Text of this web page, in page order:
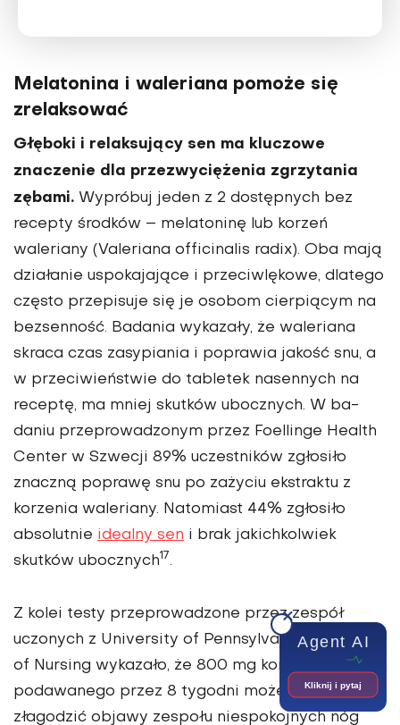
Melatonina i waleriana pomoże się
zrelaksować
Głęboki i relaksujący sen ma kluczowe
znaczenie dla przezwyciężenia zgrzytania
zębami. Wypróbuj jeden z 2 dostępnych bez
recepty środków – melatoninę lub ko­rzeń
waleriany (Valeriana officinalis radix). Oba mają
działanie uspokajające i prze­ciwlękowe, dlatego
często przepisuje się je osobom cier­piącym na
bezsenność. Ba­dania wykazały, że waleriana
skraca czas zasypiania i po­prawia jakość snu, a
w prze­ciwieństwie do tabletek na­sennych na
receptę, ma mniej skutków ubocznych. W ba­
daniu przeprowadzonym przez Foellinge Health
Center w Szwecji 89% uczestników zgłosiło
znaczną poprawę snu po zażyciu ekstraktu z
korzenia waleriany. Nato­miast 44% zgłosiło
absolutnie idealny sen i brak jakichkol­wiek
skutków ubocznych17.
Z kolei testy przeprowa­dzone przez zespół
uczonych z University of Pennsylvania’s School
of Nursing wykazało, że 800 mg korzenia kozłka
podawanego przez 8 tygo­dni może pomóc
złagodzić objawy zespołu niespokoj­nych nóg
Agent AI
Kliknij i pytaj